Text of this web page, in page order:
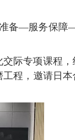
备—服务保障
际专项课程
程，邀请日